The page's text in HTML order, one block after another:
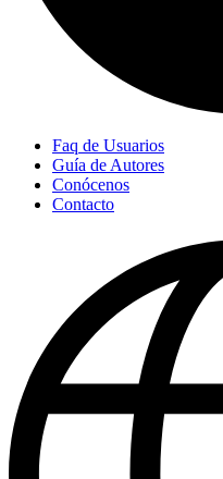
Faq de Usuarios
Guía de Autores
Conócenos
Contacto